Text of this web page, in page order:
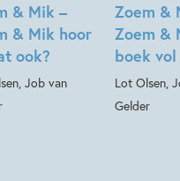
& Mik –
& Mik hoor
ook?
Job van
Zoem &
Zoem &
boek
Lot Olsen,
Gelder